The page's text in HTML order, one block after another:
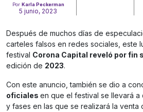
Por Karla Peckerman
5 junio, 2023
Después de muchos días de
carteles falsos en redes sociales, este
festival Corona Capital reveló por fin
edición de 2023.
Con este anuncio, también se dio a
oficiales en que el festival se llevará a
y fases en las que se realizará la venta